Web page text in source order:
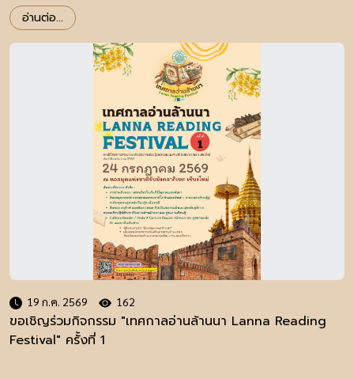
อ่านต่อ...
19 ก.ค. 2569 162
ขอเชิญร่วมกิจกรรม "เทศกาลอ่านล้านนา Lanna Reading
Festival" ครั้งที่ 1